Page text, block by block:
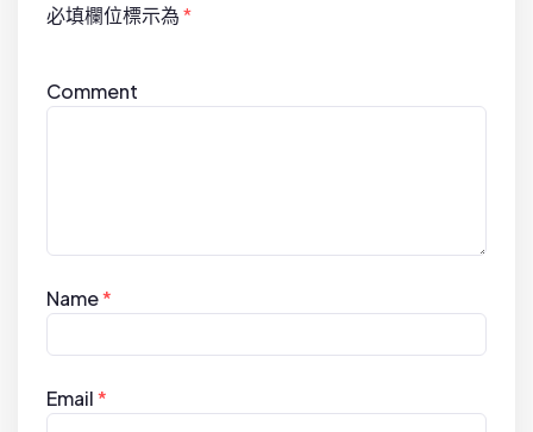
必填欄位標示為*
Comment
Name*
Email*